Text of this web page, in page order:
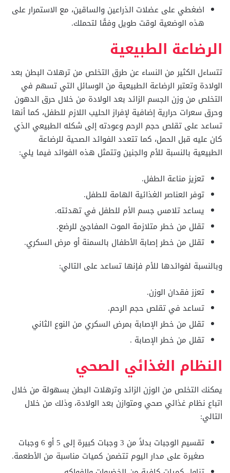
اضغطي على عضلات الذراعين والساقين، مع الاستمرار على
هذه الوضعية لوقت طويل وفقًا لتحملك.
الرضاعة الطبيعية
تتساءل الكثير من النساء عن طرق التخلص من ترهلات البطن بعد
الولادة وتعتبر الرضاعة الطبيعية من الوسائل التي تسهم في
التخلص من وزن الجسم الزائد بعد الولادة من خلال حرق الدهون
وحرق سعرات حرارية إضافية لإفراز الحليب اللازم للطفل، كما أنها
تساعد على تقلص حجم الرحم وعودته إلى شكله الطبيعي الذي
كان عليه قبل الحمل، كما تتعدد الفوائد الصحية للرضاعة
الطبيعية بالنسبة للأم والجنين وتتمثل هذه الفوائد فيما يلي:
تعزيز مناعة الطفل.
توفر العناصر الغذائية الهامة للطفل.
يساعد تلامس جسم الأم للطفل في تهدئته.
تقلل من خطر متلازمة الموت المفاجئ للرضع.
تقلل من خطر إصابة الأطفال بالسمنة أو مرض السكري.
وبالنسبة لفوائدها للأم فإنها تساعد على التالي:
تعزز فقدان الوزن.
تساعد في تقلص حجم الرحم.
تقلل من خطر الإصابة بمرض السكري من النوع الثاني
تقلل من خطر الإصابة .
النظام الغذائي الصحي
يمكنك التخلص من الوزن الزائد وترهلات البطن بسهولة من خلال
اتباع نظام غذائي صحي ومتوازن بعد الولادة، وذلك من خلال
التالي:
تقسيم الوجبات بدلاً من 3 وجبات كبيرة إلى 5 أو 6 وجبات
صغيرة على مدار اليوم تتضمن كميات مناسبة من الأطعمة.